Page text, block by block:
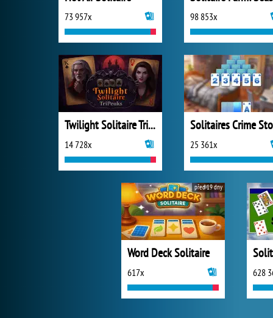
73 957x 98 853x
Twilight Solitaire TriPeaks
14 728x 25 361x
Word Deck Solitaire
617x
před 19 dny
628